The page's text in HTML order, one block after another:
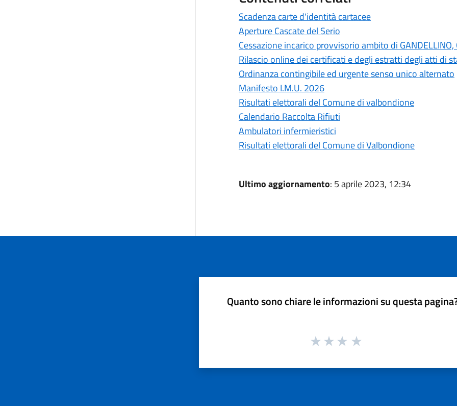
Scadenza carte d'identità cartacee
Aperture Cascate del Serio
Cessazione incarico provvisorio ambito di GANDELLINO,
Rilascio online dei certificati e degli estratti degli atti di
Ordinanza contingibile ed urgente senso unico alternato
Manifesto I.M.U. 2026
Risultati elettorali del Comune di valbondione
Calendario Raccolta Rifiuti
Ambulatori infermieristici
Risultati elettorali del Comune di Valbondione
Ultimo aggiornamento: 5 aprile 2023, 12:34
Quanto sono chiare le informazioni su questa